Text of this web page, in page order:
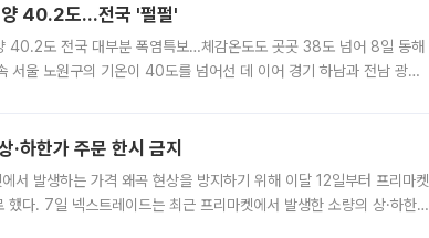
양 40.2도…전국 '펄펄'
40.2도 전국 대부분 폭염특보…체감온도도 곳곳 38도 넘어 8일 동해
서울 노원구의 기온이 40도를 넘어선 데 이어 경기 하남과 전남 광양
·하한가 주문 한시 금지
서 발생하는 가격 왜곡 현상을 방지하기 위해 이달 12일부터 프리마켓
했다. 7일 넥스트레이드는 최근 프리마켓에서 발생한 소량의 상·하한